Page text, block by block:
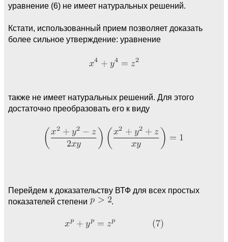
уравнение (6) не имеет натуральных решений.
Кстати, использованный прием позволяет доказать
более сильное утверждение: уравнение
также не имеет натуральных решений. Для этого
достаточно преобразовать его к виду
Перейдем к доказательству ВТФ для всех простых
показателей степени
.